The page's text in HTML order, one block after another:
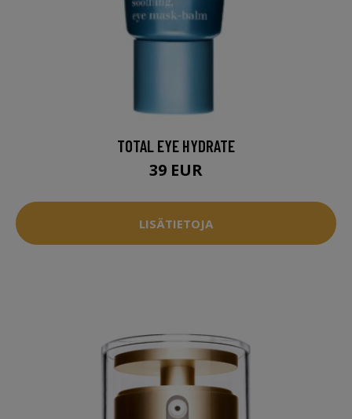
TOTAL EYE HYDRATE
39 EUR
LISÄTIETOJA